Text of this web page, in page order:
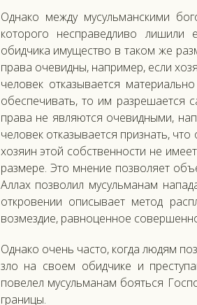
Однако между мусульманскими
которого несправедливо лишили
обидчика имущество в таком же
права очевидны, например, если
человек отказывается
обеспечивать, то им разрешается
права не являются очевидными,
человек отказывается признать,
хозяин этой собственности не
размере. Это мнение позволяет
Аллах позволил мусульманам
откровении описывает метод
возмездие, равноценное
Однако очень часто, когда людям
зло на своем обидчике и
повелел мусульманам бояться
границы.